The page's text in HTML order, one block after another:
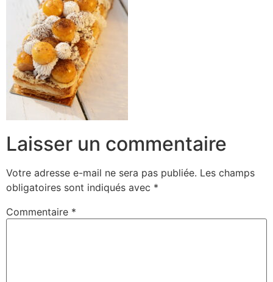
Laisser un commentaire
Votre adresse e-mail ne sera pas publiée. Les champs
obligatoires sont indiqués avec *
Commentaire *